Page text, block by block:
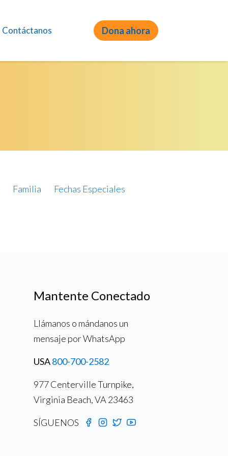
Contáctanos Dona ahora
Familia
Fechas Especiales
Mantente Conectado
Llámanos o mándanos un
mensaje por WhatsApp
USA800-700-2582
977 Centerville Turnpike,
Virginia Beach, VA 23463
SÍGUENOS